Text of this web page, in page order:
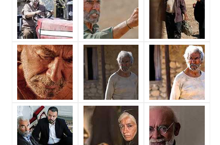
12 بازیگر جلوی دوربین رفته‌اند که از نظر تعداد بازیگران می‌توان خروج را یک
اثر پربازیگر عنوان کرد. از این‌لحاظ کارگردانی فیلم خروج باتوجه به بازی گرفتن
از این تعداد بازیگر و مدیریت آنها کار بسیار دشواری بوده است؛ باید بررسی کرد
آیاابراهیم حاتمی‌کیابه‌عنوان کارگردان و علیرضا صالحیبه‌عنوان بازیگردان و
همچنین تیم بازیگری خروج توانسته‌اند در این زمینه موفق باشند و بازی‌های
درخشانی را نمایش دهند؟
از دیگر بازیگران فیلم خروج می‌توان بهگیتی قاسمی پانته‌آ پناهی‌ها،محسن
محمدمهدی فقیه ورامین پورایماناشاره کرد.
متوسط سن بازیگران خروج براساس میزان سنی که از آنها در دایرةالمعارف
آنلاین سینما و تلویزیون یعنیمنظوم
ثبت شده، 63 سال است که نشان